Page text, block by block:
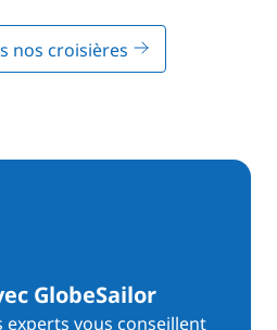
nos croisières
GlobeSailor
experts vous conseillent